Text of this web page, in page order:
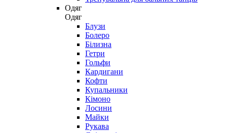
Одяг
Одяг
Блузи
Болеро
Білизна
Гетри
Гольфи
Кардигани
Кофти
Купальники
Кімоно
Лосини
Майки
Рукава